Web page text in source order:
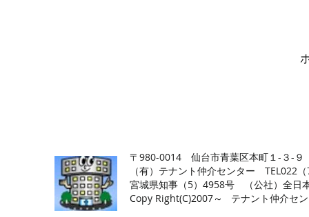
〒980-0014 仙台市青葉区本町１-３-９
（有）テナント仲介センター TEL022
宮城県知事（5）4958号 （公社）全日
Copy Right(C)2007～ テナント仲介セ